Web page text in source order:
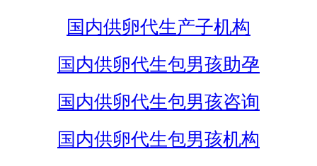
国内供卵代生产子机构
国内供卵代生包男孩助孕
国内供卵代生包男孩咨询
国内供卵代生包男孩机构